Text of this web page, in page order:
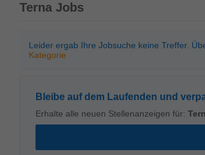
Terna Jobs
Leider ergab Ihre Jobsuche keine Treffer.
Kategorie
Bleibe auf dem Laufenden und
Erhalte alle neuen Stellenanzeigen für: